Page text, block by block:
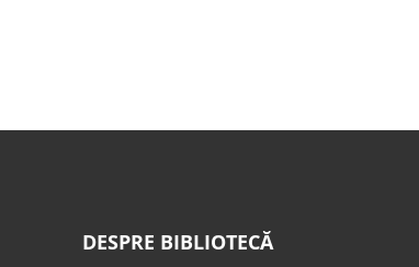
DESPRE BIBLIOTECĂ